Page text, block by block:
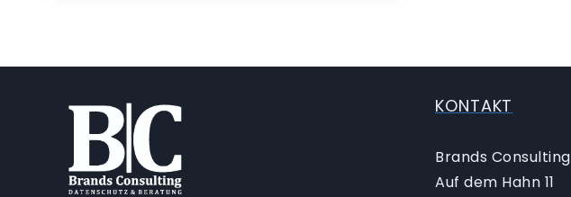
EI D
EMÄSS §
42
KONTAKT
Brands Consulting
Auf dem Hahn 11